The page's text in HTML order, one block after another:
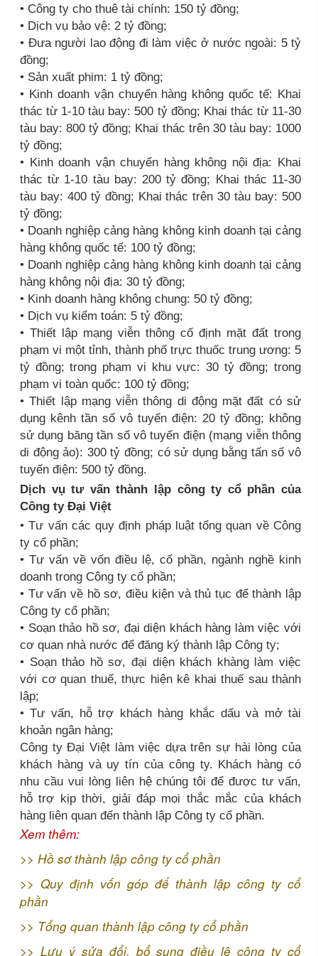
• Công ty cho thuê tài chính: 150 tỷ đồng;
• Dịch vụ bảo vệ: 2 tỷ đồng;
• Đưa người lao động đi làm việc ở nước ngoài: 5 tỷ
đồng;
• Sản xuất phim: 1 tỷ đồng;
• Kinh doanh vận chuyển hàng không quốc tế: Khai
thác từ 1-10 tàu bay: 500 tỷ đồng; Khai thác từ 11-30
tàu bay: 800 tỷ đồng; Khai thác trên 30 tàu bay: 1000
tỷ đồng;
• Kinh doanh vận chuyển hàng không nội địa: Khai
thác từ 1-10 tàu bay: 200 tỷ đồng; Khai thác 11-30
tàu bay: 400 tỷ đồng; Khai thác trên 30 tàu bay: 500
tỷ đồng;
• Doanh nghiệp cảng hàng không kinh doanh tại cảng
hàng không quốc tế: 100 tỷ đồng;
• Doanh nghiệp cảng hàng không kinh doanh tại cảng
hàng không nội địa: 30 tỷ đồng;
• Kinh doanh hàng không chung: 50 tỷ đồng;
• Dịch vụ kiểm toán: 5 tỷ đồng;
• Thiết lập mạng viễn thông cố định mặt đất trong
phạm vi một tỉnh, thành phố trực thuốc trung ương: 5
tỷ đồng; trong phạm vi khu vực: 30 tỷ đồng; trong
phạm vi toàn quốc: 100 tỷ đồng;
• Thiết lập mạng viễn thông di động mặt đất có sử
dụng kênh tần số vô tuyến điện: 20 tỷ đồng; không
sử dụng băng tần số vô tuyến điện (mạng viễn thông
di động ảo): 300 tỷ đồng; có sử dụng bằng tấn số vô
tuyến điện: 500 tỷ đồng.
Dịch vụ tư vấn thành lập công ty cổ phần của
Công ty Đại Việt
• Tư vấn các quy định pháp luật tổng quan về Công
ty cổ phần;
• Tư vấn về vốn điều lệ, cổ phần, ngành nghề kinh
doanh trong Công ty cổ phần;
• Tư vấn về hồ sơ, điều kiện và thủ tục để thành lập
Công ty cổ phần;
• Soạn thảo hồ sơ, đại diện khách hàng làm việc với
cơ quan nhà nước để đăng ký thành lập Công ty;
• Soạn thảo hồ sơ, đại diện khách khàng làm việc
với cơ quan thuế, thực hiện kê khai thuế sau thành
lập;
• Tư vấn, hỗ trợ khách hàng khắc dấu và mở tài
khoản ngân hàng;
Công ty Đại Việt làm việc dựa trên sự hài lòng của
khách hàng và uy tín của công ty. Khách hàng có
nhu cầu vui lòng liên hệ chúng tôi để được tư vấn,
hỗ trợ kịp thời, giải đáp mọi thắc mắc của khách
hàng liên quan đến thành lập Công ty cổ phần.
Xem thêm:
>> Hồ sơ thành lập công ty cổ phần
>> Quy định vốn góp để thành lập công ty cổ
phần
>> Tổng quan thành lập công ty cổ phần
>> Lưu ý sửa đổi, bổ sung điều lệ công ty cổ